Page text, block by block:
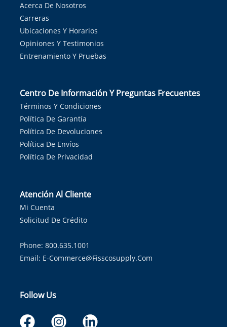
Acerca De Nosotros
Carreras
Ubicaciones Y Horarios
Opiniones Y Testimonios
Entrenamiento Y Pruebas
Centro De Información Y Preguntas Frecuentes
Términos Y Condiciones
Política De Garantía
Política De Devoluciones
Política De Envíos
Política De Privacidad
Atención Al Cliente
Mi Cuenta
Solicitud De Crédito
Phone: 800.635.1001
Email: E-Commerce@fisscosupply.com
Follow Us